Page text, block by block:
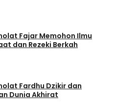
Fajar Memohon Ilmu
dan Rezeki Berkah
Fardhu Dzikir dan
Dunia Akhirat